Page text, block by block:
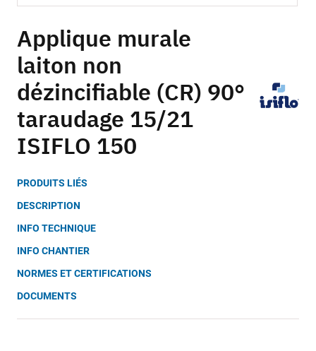
to
the
beginning
of
the
gallery
Applique murale
laiton non
dézincifiable (CR) 90°
taraudage 15/21
ISIFLO 150
PRODUITS LIÉS
DESCRIPTION
INFO TECHNIQUE
INFO CHANTIER
NORMES ET CERTIFICATIONS
DOCUMENTS